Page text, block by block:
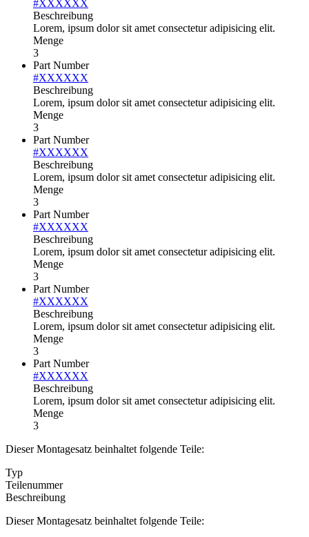
#XXXXXX
Beschreibung
Lorem, ipsum dolor sit amet consectetur adipisicing elit.
Menge
3
Part Number
#XXXXXX
Beschreibung
Lorem, ipsum dolor sit amet consectetur adipisicing elit.
Menge
3
Part Number
#XXXXXX
Beschreibung
Lorem, ipsum dolor sit amet consectetur adipisicing elit.
Menge
3
Part Number
#XXXXXX
Beschreibung
Lorem, ipsum dolor sit amet consectetur adipisicing elit.
Menge
3
Part Number
#XXXXXX
Beschreibung
Lorem, ipsum dolor sit amet consectetur adipisicing elit.
Menge
3
Part Number
#XXXXXX
Beschreibung
Lorem, ipsum dolor sit amet consectetur adipisicing elit.
Menge
3
Dieser Montagesatz beinhaltet folgende Teile:
Typ
Teilenummer
Beschreibung
Dieser Montagesatz beinhaltet folgende Teile: